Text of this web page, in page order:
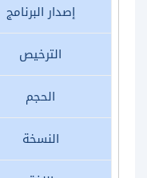
إصدار البرنامج
الترخيص
الحجم
النسخة